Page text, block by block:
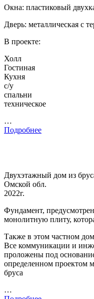
Окна: пластиковый
Дверь: металлическая с
В проекте:
Холл
Гостиная
Кухня
с/у
спальни
техническое
…
Подробнее
Двухэтажный дом из
Омской обл.
2022г.
Фундамент,
монолитную плиту,
Также в этом частном
Все коммуникации и
проложены под
определенном проектом
бруса
…